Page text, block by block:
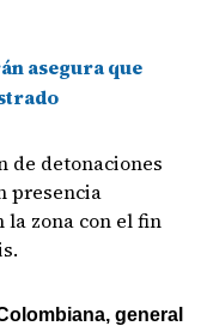
asegura que
de detonaciones
presencia
zona con el fin
general